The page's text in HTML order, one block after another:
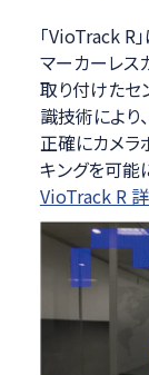
「VioTrack R
マーカーレス
取り付けたセ
識技術により
正確にカメラ
キングを可能
VioTrack R